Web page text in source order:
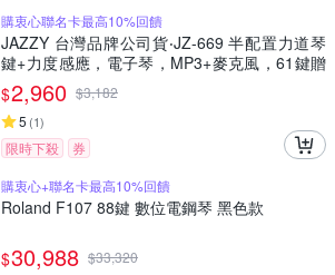
購衷心聯名卡最高10%回饋
JAZZY 台灣品牌公司貨‧JZ-669 半配置力道琴
鍵+力度感應，電子琴，MP3+麥克風，61鍵贈
琴袋全配，電鋼琴
$2,960 $3,182
5 (1)
限時下殺
券
購衷心+聯名卡最高10%回饋
Roland F107 88鍵 數位電鋼琴 黑色款
$30,988 $33,320